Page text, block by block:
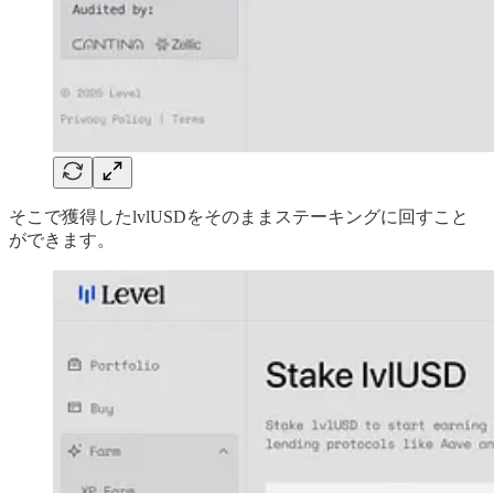
そこで獲得したlvlUSDをそのままステーキングに回すこと
ができます。